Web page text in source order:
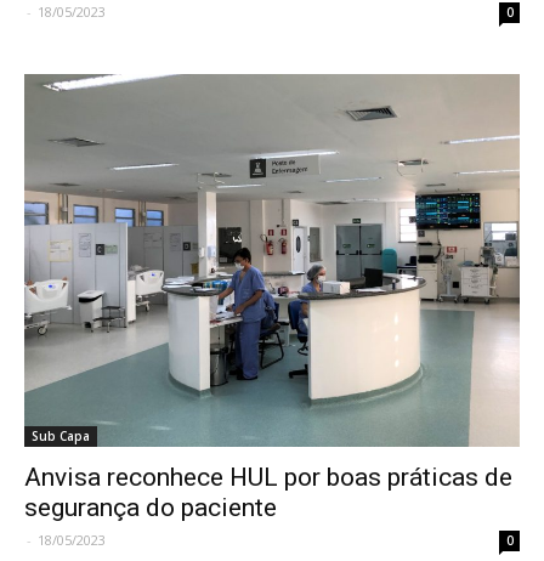
- 18/05/2023 0
Sub Capa
Anvisa reconhece HUL por boas práticas de
segurança do paciente
- 18/05/2023 0